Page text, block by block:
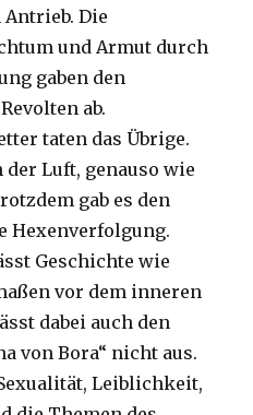
Die
und Armut durch
gaben den
ab.
taten das Übrige.
Luft, genauso wie
gab es den
Hexenverfolgung.
Geschichte wie
vor dem inneren
dabei auch den
von Bora“ nicht aus.
Leiblichkeit,